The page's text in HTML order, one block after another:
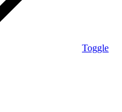
Toggle